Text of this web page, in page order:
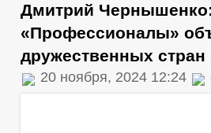
Дмитрий
«Профессионалы»
дружественных
20 ноября, 2024 12:24